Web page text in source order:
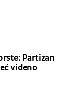
Partizan
viđeno